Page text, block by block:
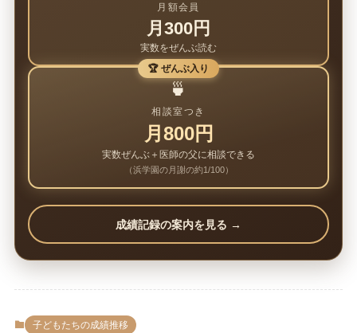
月額会員
月300円
実数をぜんぶ読む
🏆 ぜんぶ入り
🍵
相談室つき
月800円
実数ぜんぶ＋医師の父に相談できる
（浜学園の月謝の約1/100）
成績記録の案内を見る →
子どもたちの成績推移